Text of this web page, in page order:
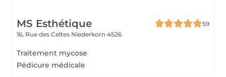
MS Esthétique
59
16, Rue des Celtes Niederkorn 4526
Traitement mycose
Pédicure médicale